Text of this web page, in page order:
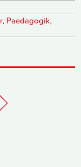
, Paedagogik,